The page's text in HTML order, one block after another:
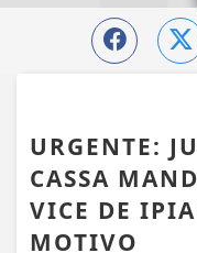
URGENTE:
CASSA
VICE DE
MOTIVO